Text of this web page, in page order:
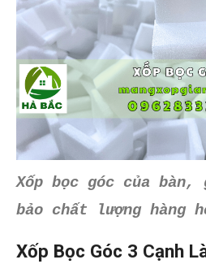
Xốp bọc góc của bàn,
bảo chất lượng hàng
Xốp Bọc Góc 3 Cạnh